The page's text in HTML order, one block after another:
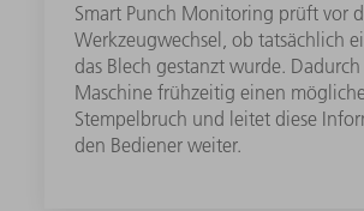
Smart Punch Monitoring prüft vor
Werkzeugwechsel, ob tatsächlich
das Blech gestanzt wurde.
Maschine frühzeitig einen
Stempelbruch und leitet diese
den Bediener weiter.